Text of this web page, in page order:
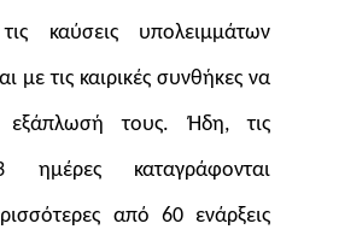
καύσεις υπολειμμάτων
με τις καιρικές συνθήκες να
εξάπλωσή τους. Ήδη, τις
ημέρες καταγράφονται
από 60 ενάρξεις